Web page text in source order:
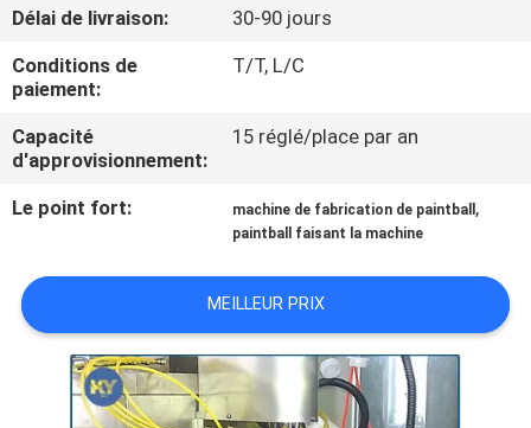
VISITE
DE
L'USINE
CONTRÔLE
DE
QUALITÉ
NOUVELLES
Délai de livraison:
30-90 jours
Conditions de
paiement:
T/T, L/C
Capacité
d'approvisionnement:
15 réglé/place par an
Le point fort: machine de fabrication de paintball ,
paintball faisant la machine
MEILLEUR PRIX